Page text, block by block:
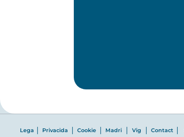
Lega | Privacida | Cookie | Madri | Vig | Contact |